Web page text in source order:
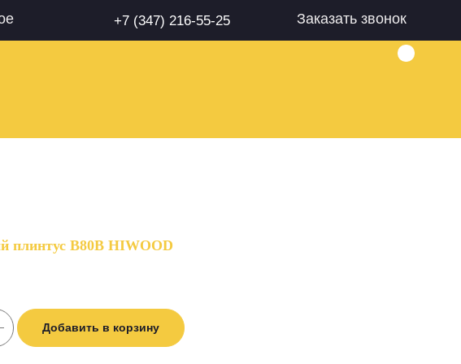
Заказать звонок
+7 (347) 216-55-25
плинтус B80B HIWOOD
Добавить в корзину